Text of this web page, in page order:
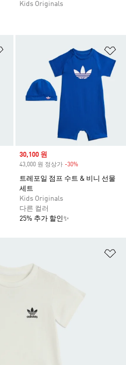
Kids Originals
Sale price
30,100 원
43,000 원 정상가 -30%
트레포일 점프 수트 & 비니 선물
세트
Kids Originals
다른 컬러
25% 추가 할인✨